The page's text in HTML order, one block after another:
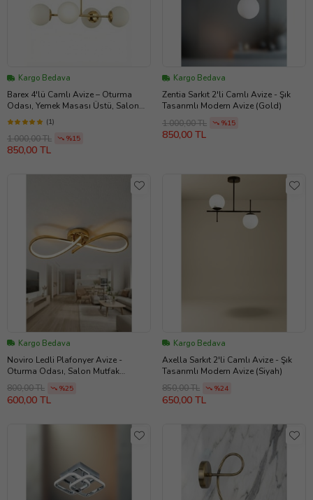
Kargo Bedava
Barex 4'lü Camlı Avize – Oturma
Odası, Yemek Masası Üstü, Salon
Uyumlu Avize (Gold)
(1)
1.000,00 TL %15
850,00 TL
Kargo Bedava
Zentia Sarkıt 2'li Camlı Avize - Şık
Tasarımlı Modern Avize (Gold)
1.000,00 TL
%15
850,00 TL
Kargo Bedava
Noviro Ledli Plafonyer Avize -
Oturma Odası, Salon Mutfak
Uyumlu Avize (Gold)
800,00 TL %25
600,00 TL
Kargo Bedava
Axella Sarkıt 2'li Camlı Avize - Şık
Tasarımlı Modern Avize (Siyah)
850,00 TL
%24
650,00 TL